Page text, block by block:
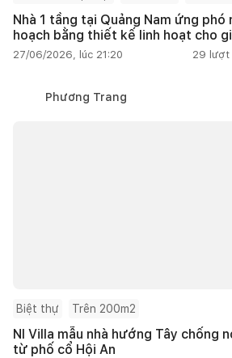
Nhà 1 tầng tại Quảng Nam ứng phó
hoạch bằng thiết kế linh hoạt cho
27/06/2026, lúc 21:20 29 lượt
Phương Trang
Biệt thự Trên 200m2
NI Villa mẫu nhà hướng Tây chống
từ phố cổ Hội An